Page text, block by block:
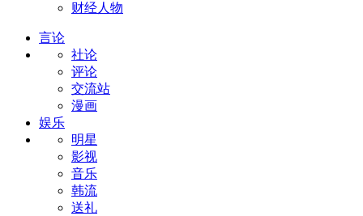
财经人物
言论
社论
评论
交流站
漫画
娱乐
明星
影视
音乐
韩流
送礼